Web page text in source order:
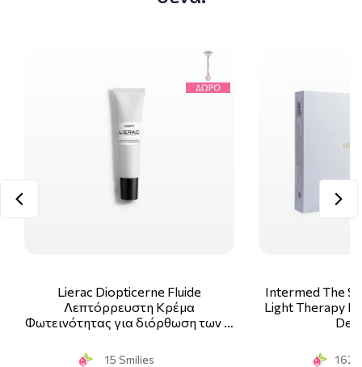
Lierac Diopticerne Fluide
Λεπτόρρευστη Κρέμα
Φωτεινότητας για διόρθωση των …
15 Smilies
Intermed The
Light Therapy
162